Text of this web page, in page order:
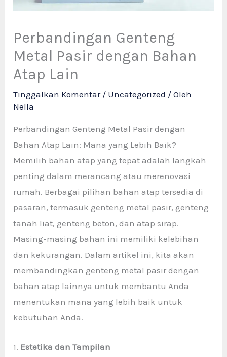
Perbandingan Genteng
Metal Pasir dengan Bahan
Atap Lain
Tinggalkan Komentar / Uncategorized / Oleh
Nella
Perbandingan Genteng Metal Pasir dengan
Bahan Atap Lain: Mana yang Lebih Baik?
Memilih bahan atap yang tepat adalah langkah
penting dalam merancang atau merenovasi
rumah. Berbagai pilihan bahan atap tersedia di
pasaran, termasuk genteng metal pasir, genteng
tanah liat, genteng beton, dan atap sirap.
Masing-masing bahan ini memiliki kelebihan
dan kekurangan. Dalam artikel ini, kita akan
membandingkan genteng metal pasir dengan
bahan atap lainnya untuk membantu Anda
menentukan mana yang lebih baik untuk
kebutuhan Anda.
1. Estetika dan Tampilan